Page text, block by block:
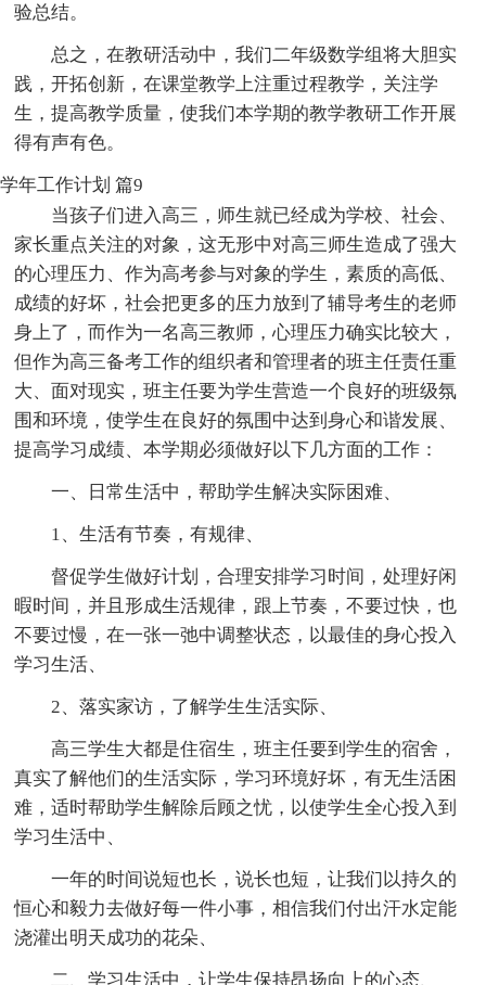
验总结。
总之，在教研活动中，我们二年级数学组将大胆实
践，开拓创新，在课堂教学上注重过程教学，关注学
生，提高教学质量，使我们本学期的教学教研工作开展
得有声有色。
学年工作计划 篇9
当孩子们进入高三，师生就已经成为学校、社会、
家长重点关注的对象，这无形中对高三师生造成了强大
的心理压力、作为高考参与对象的学生，素质的高低、
成绩的好坏，社会把更多的压力放到了辅导考生的老师
身上了，而作为一名高三教师，心理压力确实比较大，
但作为高三备考工作的组织者和管理者的班主任责任重
大、面对现实，班主任要为学生营造一个良好的班级氛
围和环境，使学生在良好的氛围中达到身心和谐发展、
提高学习成绩、本学期必须做好以下几方面的工作：
一、日常生活中，帮助学生解决实际困难、
1、生活有节奏，有规律、
督促学生做好计划，合理安排学习时间，处理好闲
暇时间，并且形成生活规律，跟上节奏，不要过快，也
不要过慢，在一张一弛中调整状态，以最佳的身心投入
学习生活、
2、落实家访，了解学生生活实际、
高三学生大都是住宿生，班主任要到学生的宿舍，
真实了解他们的生活实际，学习环境好坏，有无生活困
难，适时帮助学生解除后顾之忧，以使学生全心投入到
学习生活中、
一年的时间说短也长，说长也短，让我们以持久的
恒心和毅力去做好每一件小事，相信我们付出汗水定能
浇灌出明天成功的花朵、
二、学习生活中，让学生保持昂扬向上的心态、